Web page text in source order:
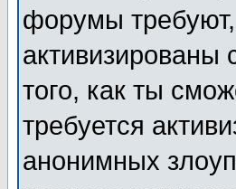
форумы
того, как ты
требуется
анонимных